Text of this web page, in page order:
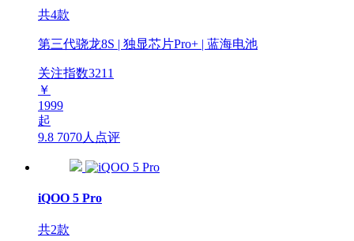
共4款
第三代骁龙8S | 独显芯片Pro+ | 蓝海电池
关注指数3211
￥
1999
起
9.8 7070人点评
iQOO 5 Pro
共2款